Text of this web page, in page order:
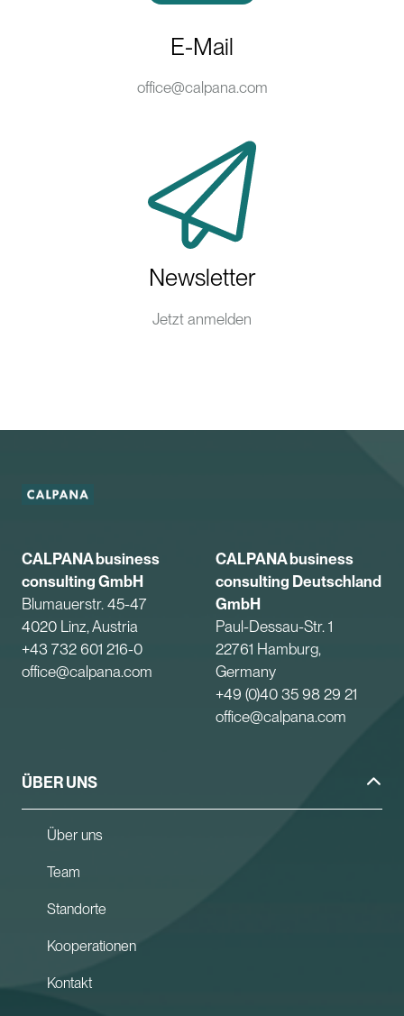
E-Mail
office@calpana.com
Newsletter
Jetzt anmelden
CALPANA business
consulting GmbH
Blumauerstr. 45-47
4020 Linz, Austria
+43 732 601 216-0
office@calpana.com
CALPANA business
consulting Deutschland
GmbH
Paul-Dessau-Str. 1
22761 Hamburg,
Germany
+49 (0)40 35 98 29 21
office@calpana.com
ÜBER UNS
Über uns
Team
Standorte
Kooperationen
Kontakt